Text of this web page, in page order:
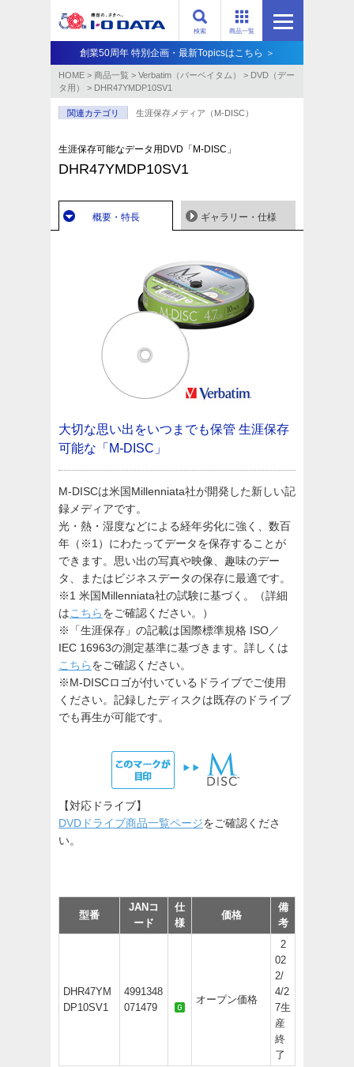
商品一覧
検索
創業50周年 特別企画・最新Topicsはこちら ＞
HOME > 商品一覧 > Verbatim（バーベイタム） > DVD（デー
タ用）
> DHR47YMDP10SV1
関連カテゴリ 生涯保存メディア（M-DISC）
生涯保存可能なデータ用DVD「M-DISC」
DHR47YMDP10SV1
概要・特長 ギャラリー・仕様
大切な思い出をいつまでも保管 生涯保存
可能な「M-DISC」
M-DISCは米国Millenniata社が開発した新しい記
録メディアです。
光・熱・湿度などによる経年劣化に強く、数百
年（※1）にわたってデータを保存することが
できます。思い出の写真や映像、趣味のデー
タ、またはビジネスデータの保存に最適です。
※1 米国Millenniata社の試験に基づく。（詳細
はこちらをご確認ください。）
※「生涯保存」の記載は国際標準規格 ISO／
IEC 16963の測定基準に基づきます。詳しくは
こちらをご確認ください。
※M-DISCロゴが付いているドライブでご使用
ください。記録したディスクは既存のドライブ
でも再生が可能です。
【対応ドライブ】
DVDドライブ商品一覧ページをご確認くださ
い。
型番
JANコ
ード
仕
様
価格
備
考
DHR47YM
DP10SV1
4991348
071479
オープン価格
2
02
2/
4/2
7生
産
終
了